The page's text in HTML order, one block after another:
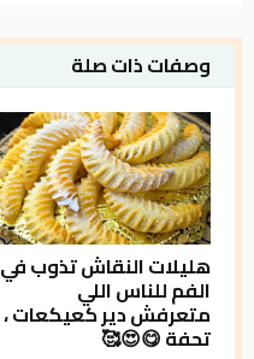
وصفات ذات صلة
هليلات النقاش تذوب في
الفم للناس اللي
متعرفش دير كعيكعات ،
تحفة 😋😍🥰